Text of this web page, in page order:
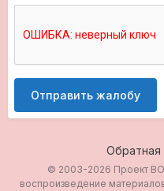
Отправить жалобу
Обратная
© 2003-2026 Проект
воспроизведение